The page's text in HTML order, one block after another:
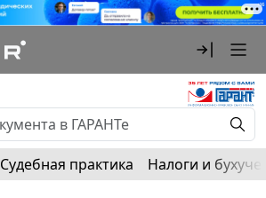
Судебная практика Налоги и